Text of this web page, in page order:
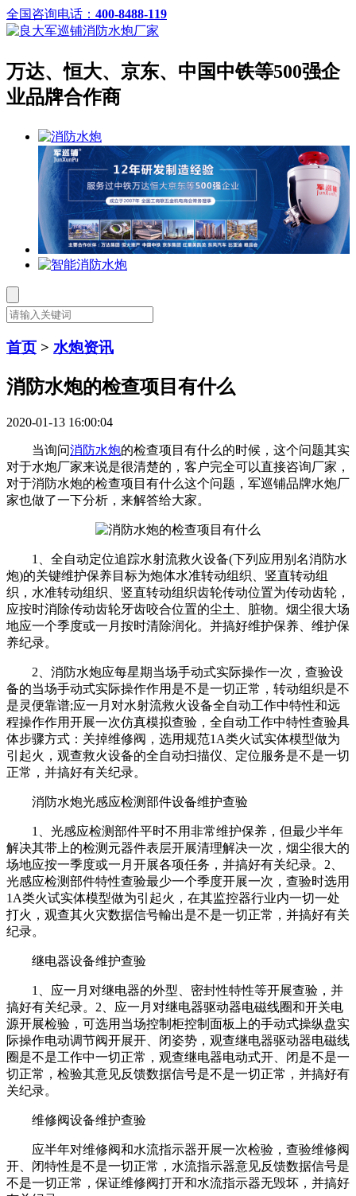
全国咨询电话： 400-8488-119
万达、恒大、京东、中国中铁等500强企
业品牌合作商
首页 > 水炮资讯
消防水炮的检查项目有什么
2020-01-13 16:00:04
当询问消防水炮的检查项目有什么的时候，这个问题其实
对于水炮厂家来说是很清楚的，客户完全可以直接咨询厂家，
对于消防水炮的检查项目有什么这个问题，军巡铺品牌水炮厂
家也做了一下分析，来解答给大家。
1、全自动定位追踪水射流救火设备(下列应用别名消防水
炮)的关键维护保养目标为炮体水准转动组织、竖直转动组
织，水准转动组织、竖直转动组织齿轮传动位置为传动齿轮，
应按时消除传动齿轮牙齿咬合位置的尘土、脏物。烟尘很大场
地应一个季度或一月按时清除润化。并搞好维护保养、维护保
养纪录。
2、消防水炮应每星期当场手动式实际操作一次，查验设
备的当场手动式实际操作作用是不是一切正常，转动组织是不
是灵便靠谱;应一月对水射流救火设备全自动工作中特性和远
程操作作用开展一次仿真模拟查验，全自动工作中特性查验具
体步骤方式：关掉维修阀，选用规范1A类火试实体模型做为
引起火，观查救火设备的全自动扫描仪、定位服务是不是一切
正常，并搞好有关纪录。
消防水炮光感应检测部件设备维护查验
1、光感应检测部件平时不用非常维护保养，但最少半年
解决其带上的检测元器件表层开展清理解决一次，烟尘很大的
场地应按一季度或一月开展各项任务，并搞好有关纪录。2、
光感应检测部件特性查验最少一个季度开展一次，查验时选用
1A类火试实体模型做为引起火，在其监控器行业内一切一处
打火，观查其火灾数据信号輸出是不是一切正常，并搞好有关
纪录。
继电器设备维护查验
1、应一月对继电器的外型、密封性特性等开展查验，并
搞好有关纪录。2、应一月对继电器驱动器电磁线圈和开关电
源开展检验，可选用当场控制柜控制面板上的手动式操纵盘实
际操作电动调节阀开展开、闭姿势，观查继电器驱动器电磁线
圈是不是工作中一切正常，观查继电器电动式开、闭是不是一
切正常，检验其意见反馈数据信号是不是一切正常，并搞好有
关纪录。
维修阀设备维护查验
应半年对维修阀和水流指示器开展一次检验，查验维修阀
开、闭特性是不是一切正常，水流指示器意见反馈数据信号是
不是一切正常，保证维修阀打开和水流指示器无毁坏，并搞好